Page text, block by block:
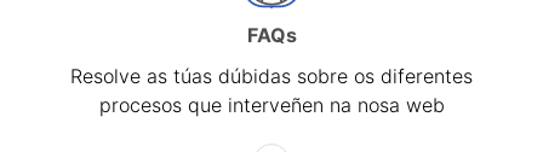
FAQs
Resolve as túas dúbidas sobre os diferentes
procesos que interveñen na nosa web